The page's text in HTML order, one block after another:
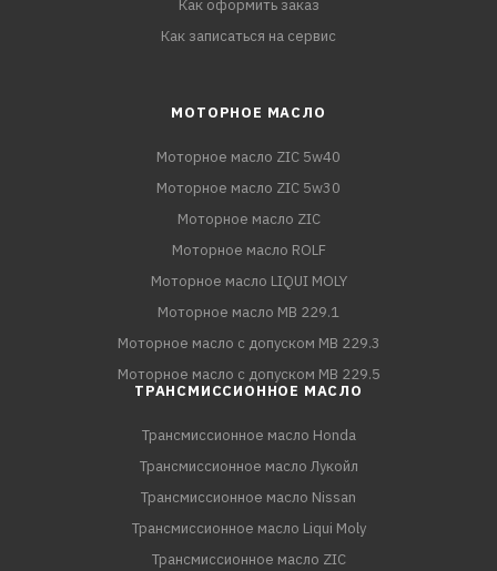
Как оформить заказ
Как записаться на сервис
МОТОРНОЕ МАСЛО
Моторное масло ZIC 5w40
Моторное масло ZIC 5w30
Моторное масло ZIC
Моторное масло ROLF
Моторное масло LIQUI MOLY
Моторное масло MB 229.1
Моторное масло с допуском MB 229.3
Моторное масло с допуском MB 229.5
ТРАНСМИССИОННОЕ МАСЛО
Трансмиссионное масло Honda
Трансмиссионное масло Лукойл
Трансмиссионное масло Nissan
Трансмиссионное масло Liqui Moly
Трансмиссионное масло ZIC